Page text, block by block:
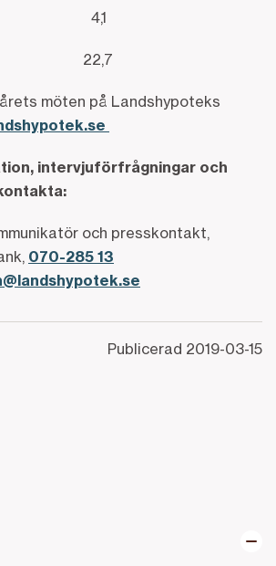
4,1
22,7
möten på Landshypoteks
intervjuförfrågningar och
och presskontakt,
070-285 13
Publicerad 2019-03-15